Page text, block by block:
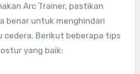
Arc Trainer, pastikan
benar untuk menghindari
cedera. Berikut beberapa tips
yang baik: